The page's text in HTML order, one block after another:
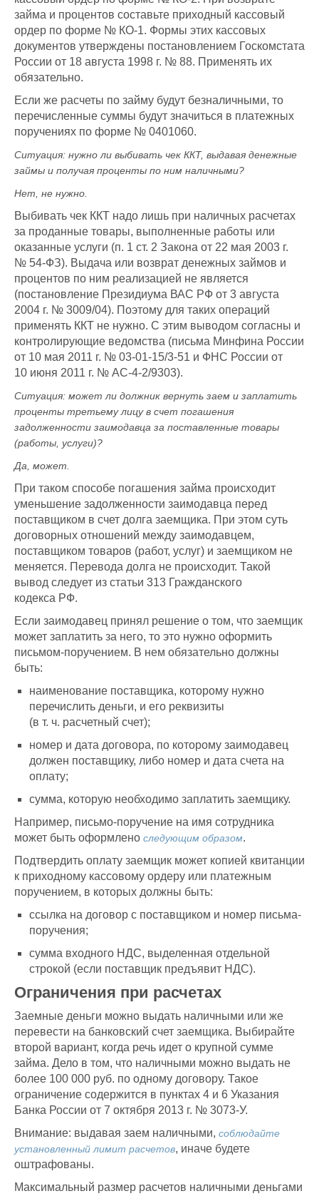
займа и процентов составьте приходный кассовый
ордер по форме № КО-1. Формы этих кассовых
документов утверждены постановлением Госкомстата
России от 18 августа 1998 г. № 88. Применять их
обязательно.
Если же расчеты по займу будут безналичными, то
перечисленные суммы будут значиться в платежных
поручениях по форме № 0401060.
Ситуация: нужно ли выбивать чек ККТ, выдавая денежные
займы и получая проценты по ним наличными?
Нет, не нужно.
Выбивать чек ККТ надо лишь при наличных расчетах
за проданные товары, выполненные работы или
оказанные услуги (п. 1 ст. 2 Закона от 22 мая 2003 г.
№ 54-ФЗ). Выдача или возврат денежных займов и
процентов по ним реализацией не является
(постановление Президиума ВАС РФ от 3 августа
2004 г. № 3009/04). Поэтому для таких операций
применять ККТ не нужно. С этим выводом согласны и
контролирующие ведомства (письма Минфина России
от 10 мая 2011 г. № 03-01-15/3-51 и ФНС России от
10 июня 2011 г. № АС-4-2/9303).
Ситуация: может ли должник вернуть заем и заплатить
проценты третьему лицу в счет погашения
задолженности заимодавца за поставленные товары
(работы, услуги)?
Да, может.
При таком способе погашения займа происходит
уменьшение задолженности заимодавца перед
поставщиком в счет долга заемщика. При этом суть
договорных отношений между заимодавцем,
поставщиком товаров (работ, услуг) и заемщиком не
меняется. Перевода долга не происходит. Такой
вывод следует из статьи 313 Гражданского
кодекса РФ.
Если заимодавец принял решение о том, что заемщик
может заплатить за него, то это нужно оформить
письмом-поручением. В нем обязательно должны
быть:
наименование поставщика, которому нужно
перечислить деньги, и его реквизиты
(в т. ч. расчетный счет);
номер и дата договора, по которому заимодавец
должен поставщику, либо номер и дата счета на
оплату;
сумма, которую необходимо заплатить заемщику.
Например, письмо-поручение на имя сотрудника
может быть оформлено следующим образом.
Подтвердить оплату заемщик может копией квитанции
к приходному кассовому ордеру или платежным
поручением, в которых должны быть:
ссылка на договор с поставщиком и номер письма-
поручения;
сумма входного НДС, выделенная отдельной
строкой (если поставщик предъявит НДС).
Ограничения при расчетах
Заемные деньги можно выдать наличными или же
перевести на банковский счет заемщика. Выбирайте
второй вариант, когда речь идет о крупной сумме
займа. Дело в том, что наличными можно выдать не
более 100 000 руб. по одному договору. Такое
ограничение содержится в пунктах 4 и 6 Указания
Банка России от 7 октября 2013 г. № 3073-У.
Внимание: выдавая заем наличными, соблюдайте
установленный лимит расчетов, иначе будете
оштрафованы.
Максимальный размер расчетов наличными деньгами